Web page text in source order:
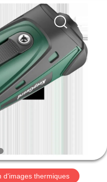
d'images thermiques